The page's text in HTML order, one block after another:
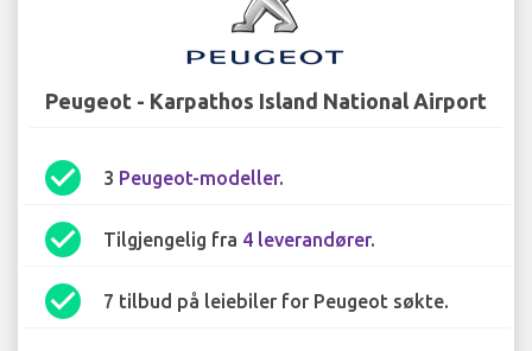
Peugeot - Karpathos Island National Airport
check_circle 3 Peugeot-modeller.
check_circle Tilgjengelig fra 4 leverandører.
check_circle 7 tilbud på leiebiler for Peugeot søkte.